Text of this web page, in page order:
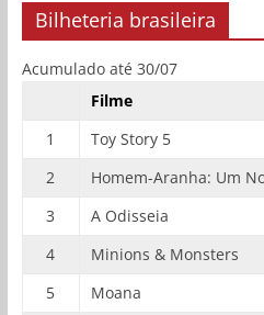
Bilheteria brasileira
Acumulado até 30/07
Filme
1
Toy Story 5
2
Homem-Aranha: Um
3
A Odisseia
4
Minions & Monsters
5
Moana